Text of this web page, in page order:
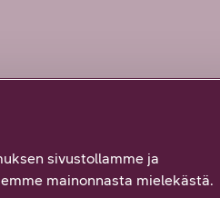
sivustollamme ja
mainonnasta mielekästä.